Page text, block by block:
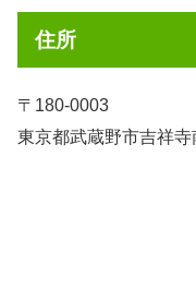
住所
〒180-0003
東京都武蔵野市吉祥